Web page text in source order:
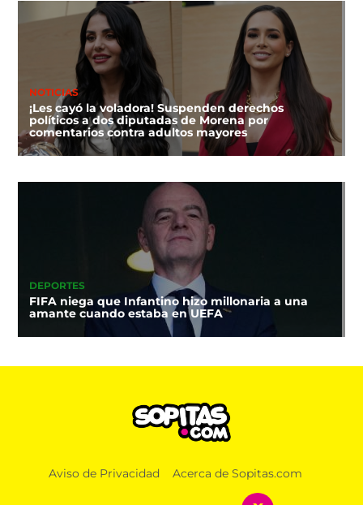
NOTICIAS
¡Les cayó la voladora! Suspenden derechos
políticos a dos diputadas de Morena por
comentarios contra adultos mayores
DEPORTES
FIFA niega que Infantino hizo millonaria a una
amante cuando estaba en UEFA
Aviso de Privacidad Acerca de Sopitas.com